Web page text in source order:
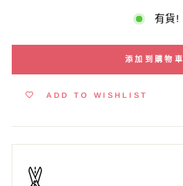
有貨!
添加到購物車
ADD TO WISHLIST